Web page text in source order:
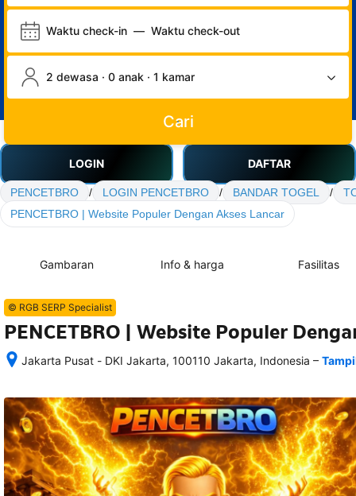
Waktu check-in — Waktu check-out
2 dewasa · 0 anak · 1 kamar
Cari
LOGIN DAFTAR
PENCETBRO / LOGIN PENCETBRO / BANDAR TOGEL /
PENCETBRO | Website Populer Dengan Akses Lancar
Gambaran Info & harga Fasilitas
© RGB SERP Specialist
PENCETBRO | Website Populer
Jakarta Pusat - DKI Jakarta, 100110 Jakarta, Indonesia
semua
rincian
akomodasi
termasuk
nomor
telepon
–